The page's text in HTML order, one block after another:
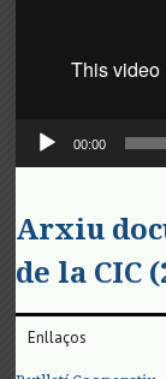
00:00
Arxiu
de la CIC
Enllaços